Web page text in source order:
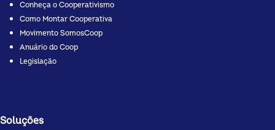
Conheça o Cooperativismo
Como Montar Cooperativa
Movimento SomosCoop
Anuário do Coop
Legislação
Soluções